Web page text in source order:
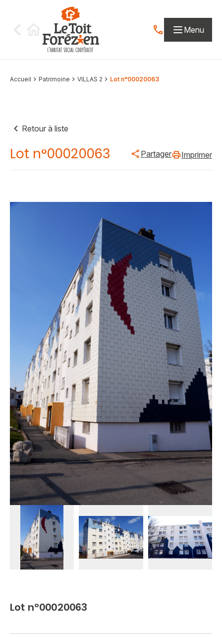
Contactez-nous
Menu
Accueil Patrimoine VILLAS 2 Lot n°00020063
Retour à liste
Lot n°00020063 Partager Imprimer
Lot n°00020063